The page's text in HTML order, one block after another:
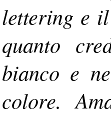
lettering e
quanto
bianco e
colore.